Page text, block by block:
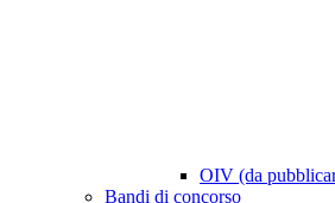
OIV (da
Bandi di concorso